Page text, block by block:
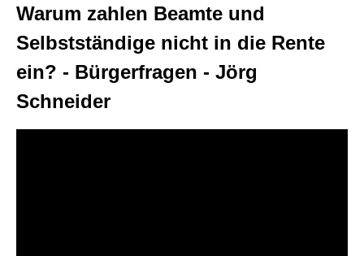
Warum zahlen Beamte und
Selbstständige nicht in die Rente
ein? - Bürgerfragen - Jörg
Schneider